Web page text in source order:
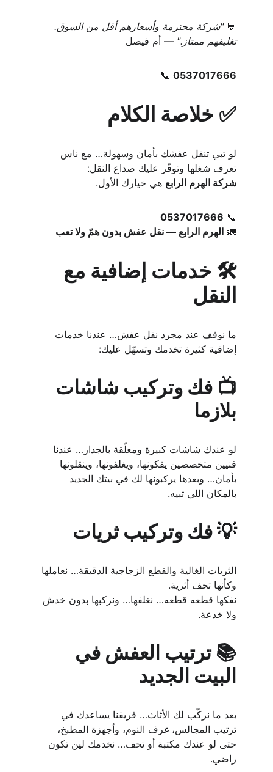
💬 "شركة محترمة وأسعارهم أقل من السوق.
تغليفهم ممتاز." — أم فيصل
📞 0537017666
✅ خلاصة الكلام
لو تبي تنقل عفشك بأمان وسهولة… مع ناس
تعرف شغلها وتوفّر عليك صداع النقل:
شركة الهرم الرابع هي خيارك الأول.
📞
0537017666
🚛 الهرم الرابع — نقل عفش بدون همّ ولا تعب
🛠️ خدمات إضافية مع
النقل
ما نوقف عند مجرد نقل عفش… عندنا خدمات
إضافية كثيرة تخدمك وتسهّل عليك:
📺 فك وتركيب شاشات
بلازما
لو عندك شاشات كبيرة ومعلّقة بالجدار… عندنا
فنيين متخصصين يفكونها، ويغلفونها، وينقلونها
بأمان… وبعدها يركبونها لك في بيتك الجديد
بالمكان اللي تبيه.
💡 فك وتركيب ثريات
الثريات الغالية والقطع الزجاجية الدقيقة… نعاملها
وكأنها تحف أثرية.
نفكها قطعه قطعه… نغلفها… ونركبها بدون خدش
ولا خدعة.
📚 ترتيب العفش في
البيت الجديد
بعد ما نركّب لك الأثاث… فريقنا يساعدك في
ترتيب المجالس، غرف النوم، وأجهزة المطبخ،
حتى لو عندك مكتبة أو تحف… نخدمك لين تكون
راضي.